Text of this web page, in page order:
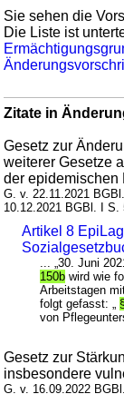
Sie sehen die
Die Liste ist
Zitate in
Gesetz zur
weiterer Gesetze
der epidemischen
G. v. 22.11.2021
10.12.2021 BGBl. I S.
Artikel 8
... „30. Juni
150b wird wie
Arbeitstagen
folgt gefasst: „
von
Gesetz zur
insbesondere
G. v. 16.09.2022